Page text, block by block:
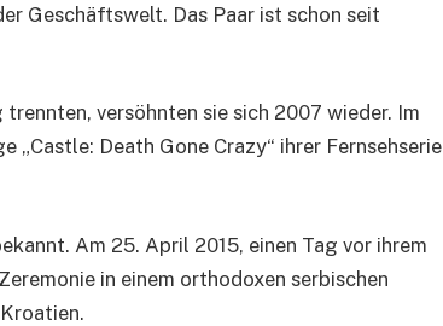
Geschäftswelt. Das Paar ist schon seit
versöhnten sie sich 2007 wieder. Im
Death Gone Crazy“ ihrer Fernsehserie
Am 25. April 2015, einen Tag vor ihrem
in einem orthodoxen serbischen